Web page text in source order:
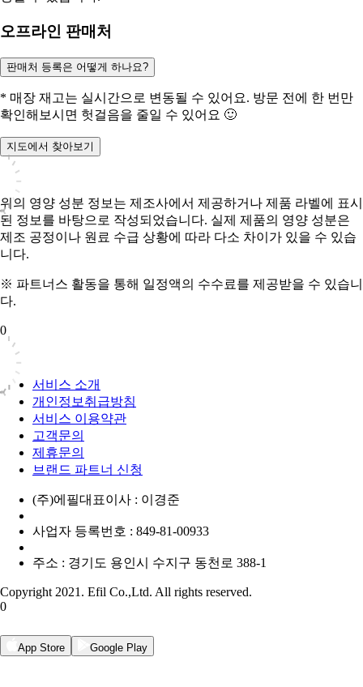
오프라인 판매처
판매처 등록은 어떻게 하나요?
* 매장 재고는 실시간으로 변동될 수 있어요. 방문 전에 한 번만
확인해보시면 헛걸음을 줄일 수 있어요 🙂
지도에서 찾아보기
위의 영양 성분 정보는 제조사에서 제공하거나 제품 라벨에 표시
된 정보를 바탕으로 작성되었습니다. 실제 제품의 영양 성분은
제조 공정이나 원료 수급 상황에 따라 다소 차이가 있을 수 있습
니다.
※ 파트너스 활동을 통해 일정액의 수수료를 제공받을 수 있습니
다.
0
서비스 소개
개인정보취급방침
서비스 이용약관
고객문의
제휴문의
브랜드 파트너 신청
(주)에필대표이사 : 이경준
사업자 등록번호 : 849-81-00933
주소 : 경기도 용인시 수지구 동천로 388-1
Copyright 2021. Efil Co.,Ltd. All rights reserved.
0
App Store Google Play